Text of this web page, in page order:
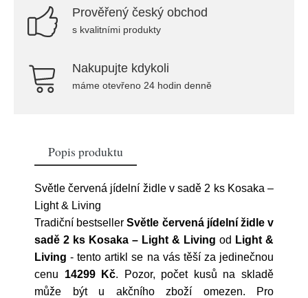
Prověřený český obchod
s kvalitními produkty
Nakupujte kdykoli
máme otevřeno 24 hodin denně
Popis produktu
Světle červená jídelní židle v sadě 2 ks Kosaka –
Light & Living
Tradiční bestsellerSvětle červená jídelní židle v
sadě 2 ks Kosaka – Light & Living od Light &
Living - tento artikl se na vás těší za jedinečnou
cenu 14299 Kč. Pozor, počet kusů na skladě
může být u akčního zboží omezen. Pro